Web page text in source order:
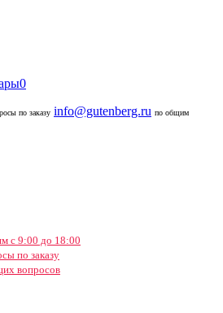
0
по заказу info@gutenberg.ru по общим
с 9:00 до 18:00
по заказу
вопросов